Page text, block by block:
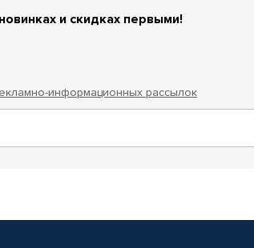
и скидках первыми!
информационных рассылок